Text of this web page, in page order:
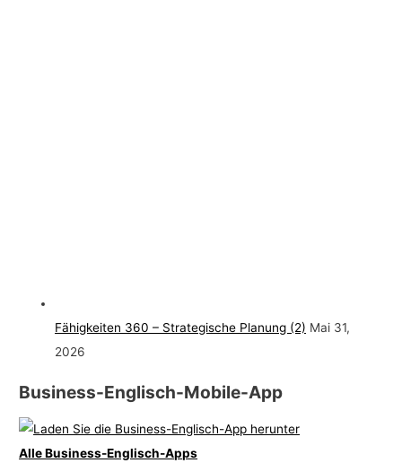
Fähigkeiten 360 – Strategische Planung (2) Mai 31,
2026
Business-Englisch-Mobile-App
Alle Business-Englisch-Apps